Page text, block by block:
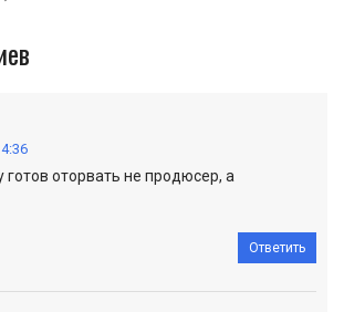
готов оторвать не продюсер, а
Ответить